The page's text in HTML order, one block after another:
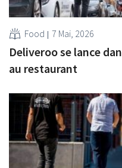
Food 7 Mai, 2026
Deliveroo se lance
au restaurant